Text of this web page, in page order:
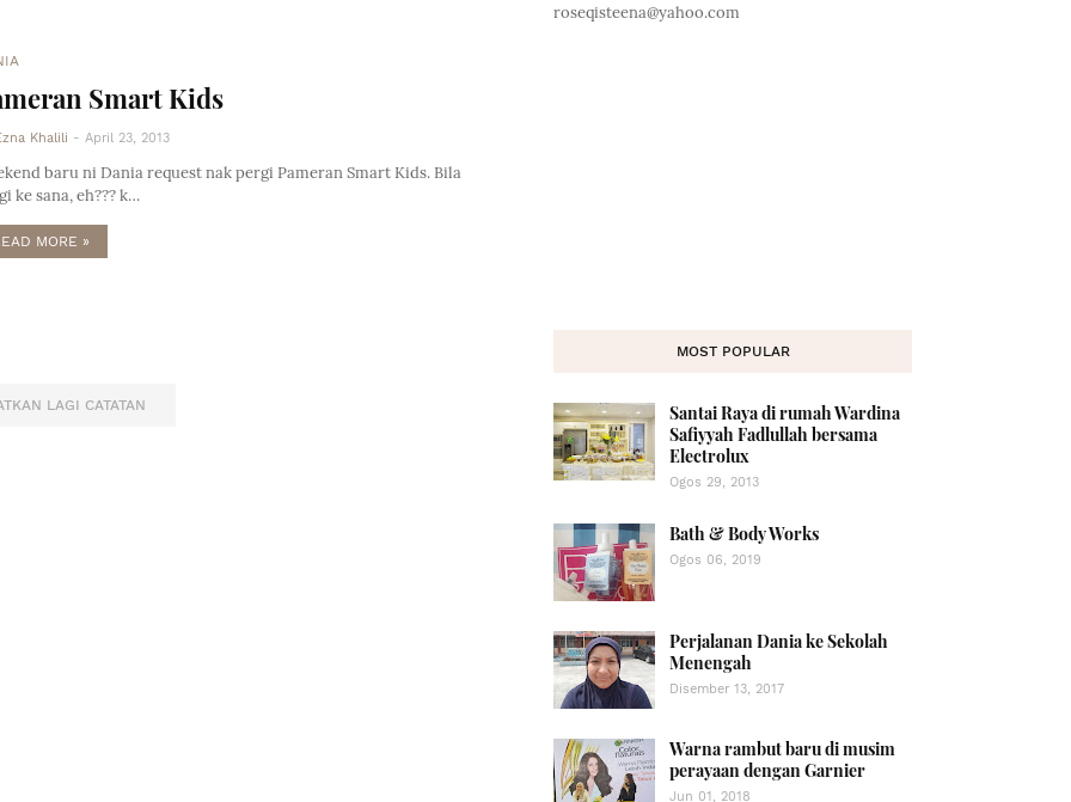
Smart Kids
Khalili - April 23, 2013
baru ni Dania request nak pergi Pameran Smart Kids. Bila
ke sana, eh??? k…
MORE »
LAGI CATATAN
roseqisteena@yahoo.com
MOST POPULAR
Santai Raya di rumah Wardina
Safiyyah Fadlullah bersama
Electrolux
Ogos 29, 2013
Bath & Body Works
Ogos 06, 2019
Perjalanan Dania ke Sekolah
Menengah
Disember 13, 2017
Warna rambut baru di musim
perayaan dengan Garnier
Jun 01, 2018